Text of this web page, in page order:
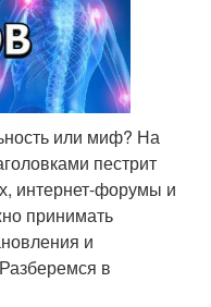
или миф? На
пестрит
интернет-форумы и
принимать
и
в